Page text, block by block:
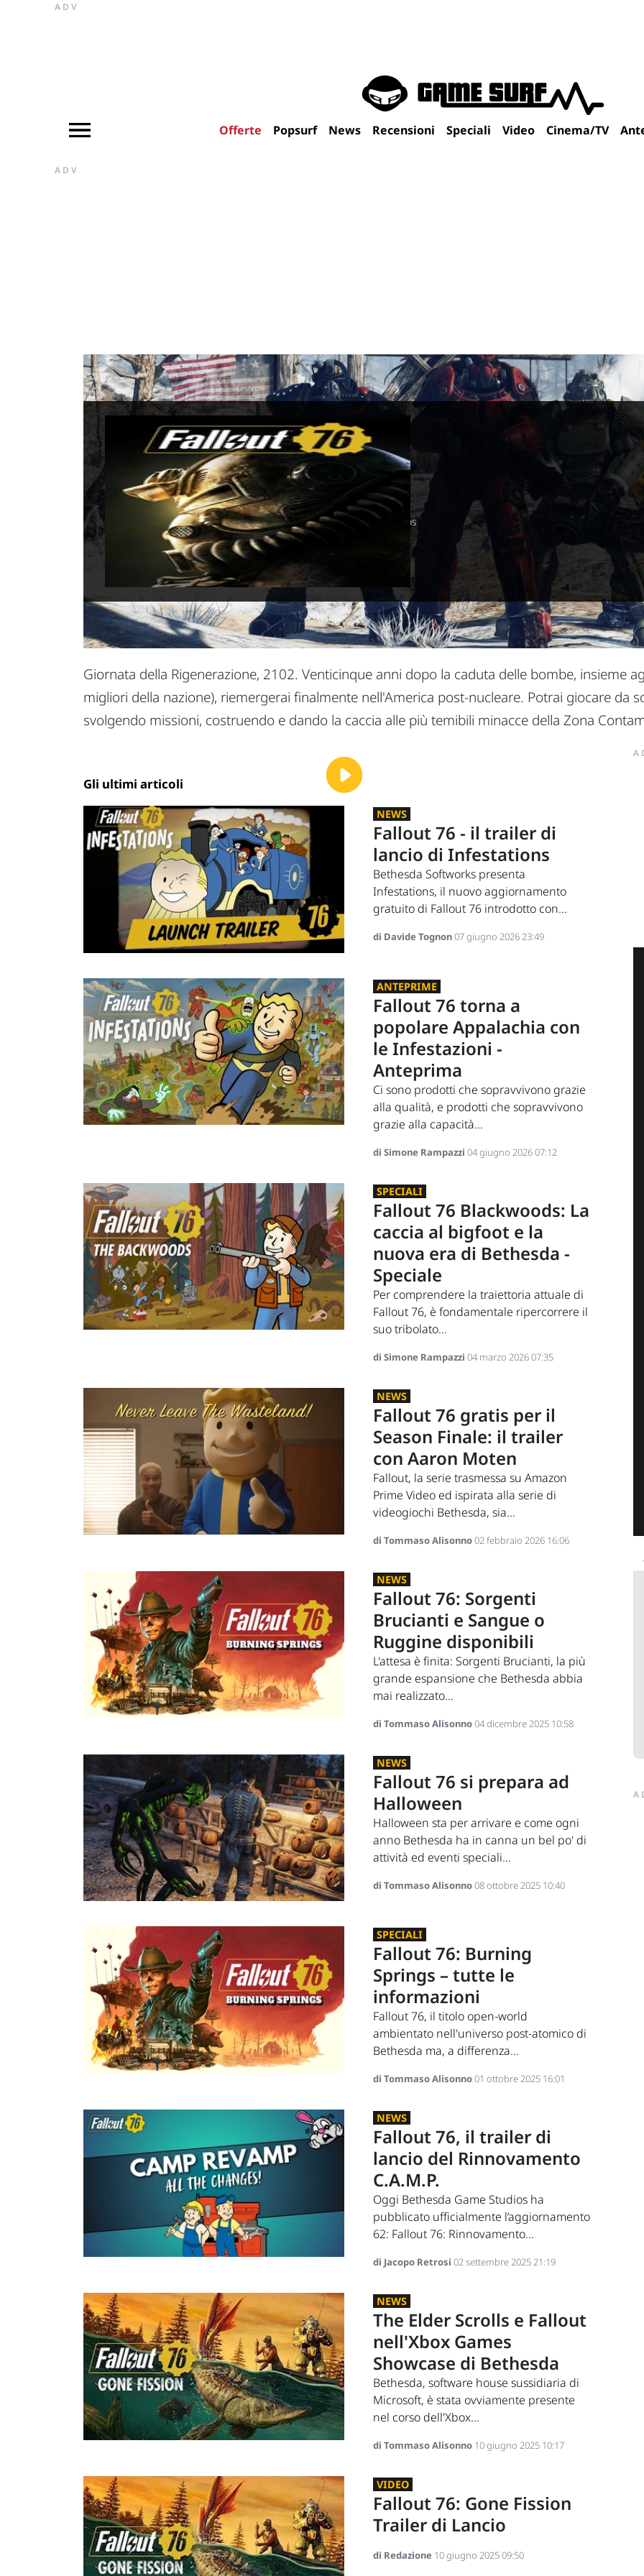
ADV
Offerte Popsurf News Recensioni Speciali Video Cinema/TV
ADV
Fallout 76
Data di uscita:
14 novembre 2018
Piattaforme:Xbox One
Sviluppatori:
Bethesda Game Studios
Produttori:Bethesda
Genere:
Giornata della Rigenerazione, 2102. Venticinque anni dopo la caduta delle bombe, insieme
migliori della nazione), riemergerai finalmente nell'America post-nucleare. Potrai giocare da
svolgendo missioni, costruendo e dando la caccia alle più temibili minacce della Zona
Gli ultimi articoli
NEWS
Fallout 76 - il trailer di
lancio di Infestations
Bethesda Softworks presenta
Infestations, il nuovo aggiornamento
gratuito di Fallout 76 introdotto con...
di Davide Tognon07 giugno 2026 23:49
ANTEPRIME
Fallout 76 torna a
popolare Appalachia con
le Infestazioni -
Anteprima
Ci sono prodotti che sopravvivono grazie
alla qualità, e prodotti che sopravvivono
grazie alla capacità...
di Simone Rampazzi 04 giugno 2026 07:12
SPECIALI
Fallout 76 Blackwoods: La
caccia al bigfoot e la
nuova era di Bethesda -
Speciale
Per comprendere la traiettoria attuale di
Fallout 76, è fondamentale ripercorrere il
suo tribolato...
di Simone Rampazzi 04 marzo 2026 07:35
NEWS
Fallout 76 gratis per il
Season Finale: il trailer
con Aaron Moten
Fallout, la serie trasmessa su Amazon
Prime Video ed ispirata alla serie di
videogiochi Bethesda, sia...
di Tommaso Alisonno02 febbraio 2026 16:06
NEWS
Fallout 76: Sorgenti
Brucianti e Sangue o
Ruggine disponibili
L'attesa è finita: Sorgenti Brucianti, la più
grande espansione che Bethesda abbia
mai realizzato...
di Tommaso Alisonno04 dicembre 2025 10:58
NEWS
Fallout 76 si prepara ad
Halloween
Halloween sta per arrivare e come ogni
anno Bethesda ha in canna un bel po' di
attività ed eventi speciali...
di Tommaso Alisonno08 ottobre 2025 10:40
SPECIALI
Fallout 76: Burning
Springs – tutte le
informazioni
Fallout 76, il titolo open-world
ambientato nell'universo post-atomico di
Bethesda ma, a differenza...
di Tommaso Alisonno01 ottobre 2025 16:01
NEWS
Fallout 76, il trailer di
lancio del Rinnovamento
C.A.M.P.
Oggi Bethesda Game Studios ha
pubblicato ufficialmente l’aggiornamento
62: Fallout 76: Rinnovamento...
di Jacopo Retrosi 02 settembre 2025 21:19
NEWS
The Elder Scrolls e Fallout
nell'Xbox Games
Showcase di Bethesda
Bethesda, software house sussidiaria di
Microsoft, è stata ovviamente presente
nel corso dell'Xbox...
di Tommaso Alisonno 10 giugno 2025 10:17
VIDEO
Fallout 76: Gone Fission
Trailer di Lancio
di Redazione 10 giugno 2025 09:50